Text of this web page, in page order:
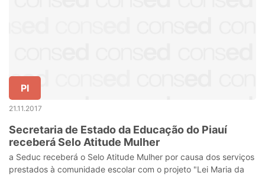
PI
21.11.2017
Secretaria de Estado da Educação do Piauí
receberá Selo Atitude Mulher
a Seduc receberá o Selo Atitude Mulher por causa dos serviços
prestados à comunidade escolar com o projeto "Lei Maria da